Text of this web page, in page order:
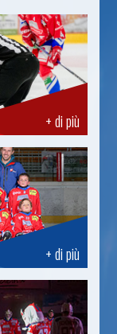
+ di più
+ di più